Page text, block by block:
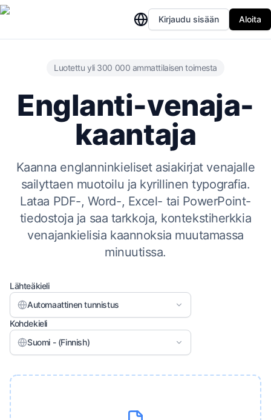
Kirjaudu sisään Aloita
Luotettu yli 300 000 ammattilaisen toimesta
Englanti-venaja-
kaantaja
Kaanna englanninkieliset asiakirjat venajalle
sailyttaen muotoilu ja kyrillinen typografia.
Lataa PDF-, Word-, Excel- tai PowerPoint-
tiedostoja ja saa tarkkoja, kontekstiherkkia
venajankielisia kaannoksia muutamassa
minuutissa.
Lähteäkieli
Automaattinen tunnistus
Kohdekieli
Suomi - (Finnish)